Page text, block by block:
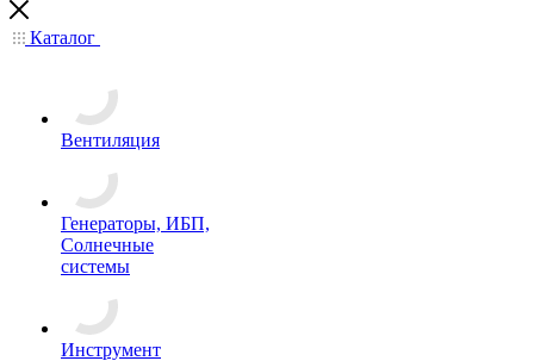
Каталог
Вентиляция
Генераторы, ИБП,
Солнечные
системы
Инструмент